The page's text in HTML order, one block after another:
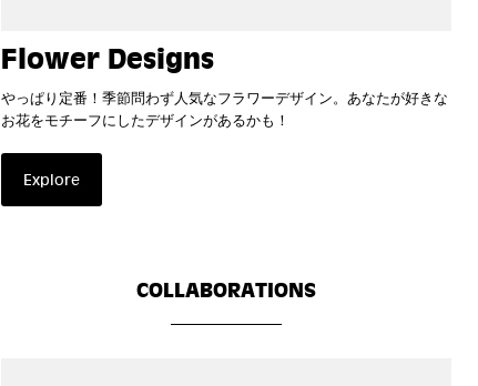
Flower Designs
やっぱり定番！季節問わず人気なフラワーデザイン。あなたが好きな
お花をモチーフにしたデザインがあるかも！
Explore
COLLABORATIONS